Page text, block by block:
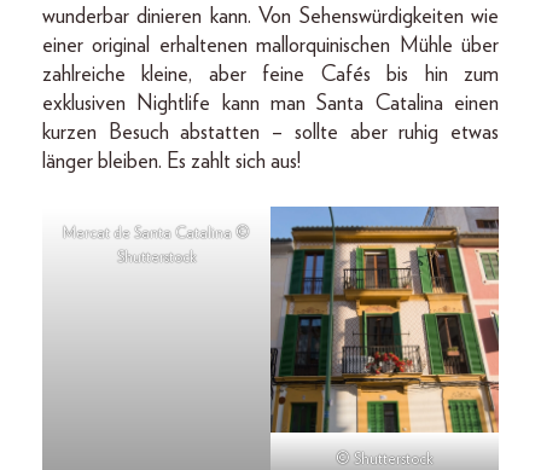
wunderbar dinieren kann. Von Sehenswürdigkeiten wie
einer original erhaltenen mallorquinischen Mühle über
zahlreiche kleine, aber feine Cafés bis hin zum
exklusiven Nightlife kann man Santa Catalina einen
kurzen Besuch abstatten – sollte aber ruhig etwas
länger bleiben. Es zahlt sich aus!
Mercat de Santa Catalina ©
Shutterstock
© Shutterstock